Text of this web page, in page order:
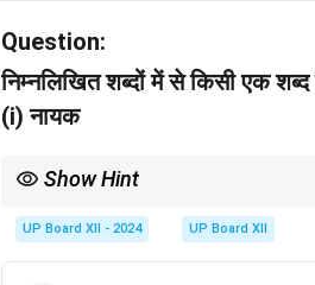
Question:
निम्नलिखित शब्दों में से किसी एक
(i) नायक
Show Hint
UP Board XII - 2024 UP Board XII